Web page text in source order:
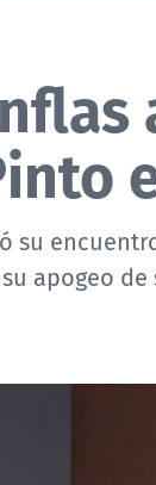
su
apogeo de